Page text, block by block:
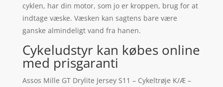
cyklen, har din motor, som jo er kroppen, brug for at
indtage væske. Væsken kan sagtens bare være
ganske almindeligt vand fra hanen.
Cykeludstyr kan købes online
med prisgaranti
Assos Mille GT Drylite Jersey S11 – Cykeltrøje K/Æ –